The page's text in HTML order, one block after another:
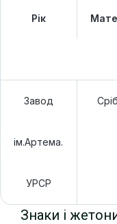
Рік
Завод
ім.Артема.
УРСР
Знаки і